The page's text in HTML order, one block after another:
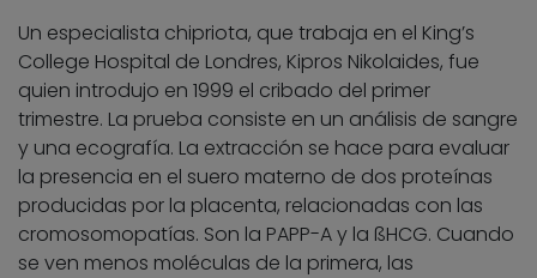
Un especialista chipriota, que trabaja en el King’s
College Hospital de Londres, Kipros Nikolaides, fue
quien introdujo en 1999 el cribado del primer
trimestre. La prueba consiste en un análisis de sangre
y una ecografía. La extracción se hace para evaluar
la presencia en el suero materno de dos proteínas
producidas por la placenta, relacionadas con las
cromosomopatías. Son la PAPP-A y la ßHCG. Cuando
se ven menos moléculas de la primera, las